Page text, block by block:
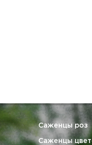
Саженцы роз
Саженцы